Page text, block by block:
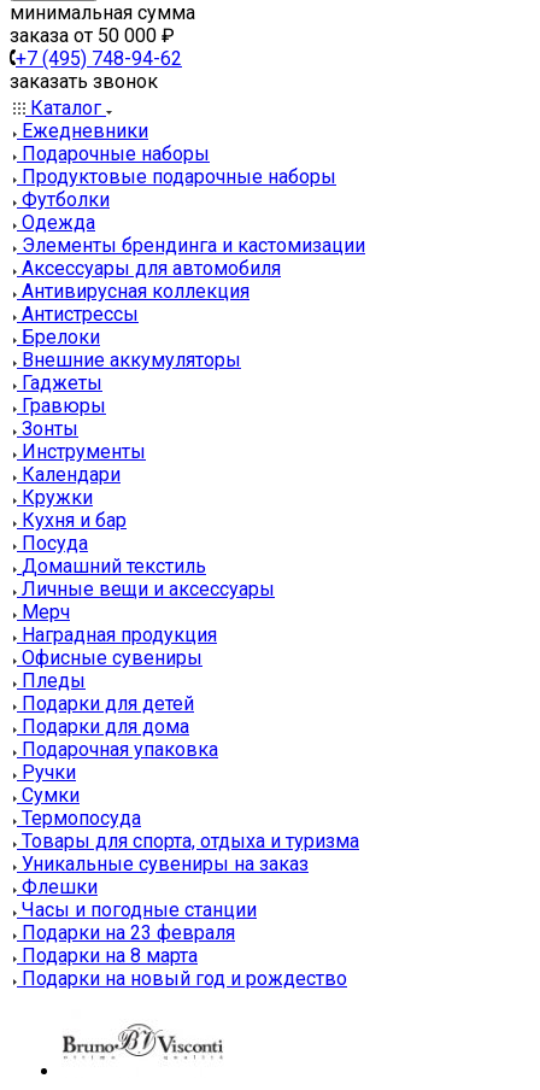
минимальная сумма
заказа от 50 000 ₽
+7 (495) 748-94-62
заказать звонок
Каталог
Ежедневники
Подарочные наборы
Продуктовые подарочные наборы
Футболки
Одежда
Элементы брендинга и кастомизации
Аксессуары для автомобиля
Антивирусная коллекция
Антистрессы
Брелоки
Внешние аккумуляторы
Гаджеты
Гравюры
Зонты
Инструменты
Календари
Кружки
Кухня и бар
Посуда
Домашний текстиль
Личные вещи и аксессуары
Мерч
Наградная продукция
Офисные сувениры
Пледы
Подарки для детей
Подарки для дома
Подарочная упаковка
Ручки
Сумки
Термопосуда
Товары для спорта, отдыха и туризма
Уникальные сувениры на заказ
Флешки
Часы и погодные станции
Подарки на 23 февраля
Подарки на 8 марта
Подарки на новый год и рождество